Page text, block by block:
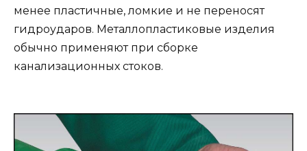
менее пластичные, ломкие и не переносят
гидроударов. Металлопластиковые изделия
обычно применяют при сборке
канализационных стоков.